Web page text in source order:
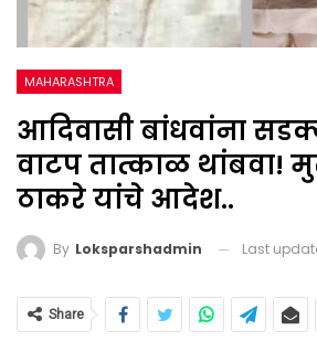
MAHARASHTRA
आदिवासी बांधवांना
वाटप तात्काळ थांबवा!
ठाकरे यांचे आदेश..
By Loksparshadmin Last
Share